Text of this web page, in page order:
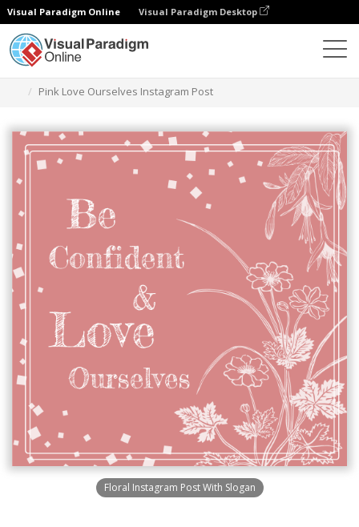
Visual Paradigm Online Visual Paradigm Desktop
Pink Love Ourselves Instagram Post
Floral Instagram Post With Slogan